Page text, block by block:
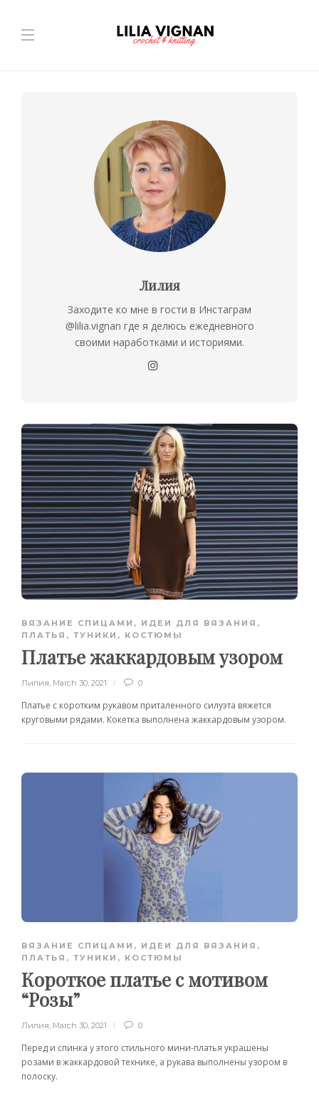
Лилия
Заходите ко мне в гости в Инстаграм
@lilia.vignan где я делюсь ежедневного
своими наработками и историями.
ВЯЗАНИЕ СПИЦАМИ , ИДЕИ ДЛЯ ВЯЗАНИЯ ,
ПЛАТЬЯ, ТУНИКИ, КОСТЮМЫ
Платье жаккардовым узором
Лилия, March 30, 2021 0
Платье с коротким рукавом приталенного силуэта вяжется
круговыми рядами. Кокетка выполнена жаккардовым узором.
ВЯЗАНИЕ СПИЦАМИ , ИДЕИ ДЛЯ ВЯЗАНИЯ ,
ПЛАТЬЯ, ТУНИКИ, КОСТЮМЫ
Короткое платье с мотивом
“Розы”
Лилия March 30, 2021 0
Перед и спинка у этого стильного мини-платья украшены
розами в жаккардовой технике, а рукава выполнены узором в
полоску.